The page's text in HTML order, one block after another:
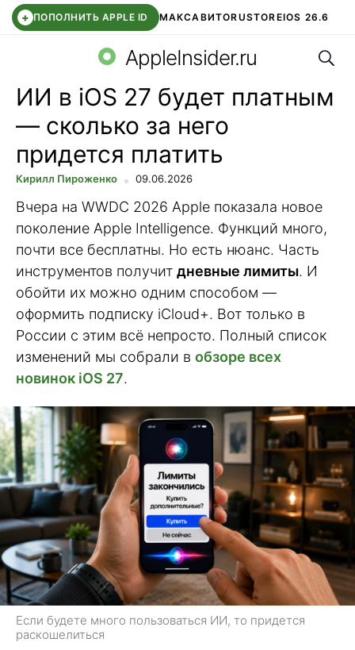
+ ПОПОЛНИТЬ APPLE ID МАКСАВИТОRUSTOREIOS 26.6
СБЕР КИДС ВТБ ОНЛАЙН ЧАТ В ROBLOX
AppleInsider.ru
ИИ в iOS 27 будет платным
— сколько за него
придется платить
Кирилл Пироженко 09.06.2026
Вчера на WWDC 2026 Apple показала новое
поколение Apple Intelligence. Функций много,
почти все бесплатны. Но есть нюанс. Часть
инструментов получит дневные лимиты. И
обойти их можно одним способом —
оформить подписку iCloud+. Вот только в
России с этим всё непросто. Полный список
изменений мы собрали в обзоре всех
новинок iOS 27.
Если будете много пользоваться ИИ, то придется
раскошелиться